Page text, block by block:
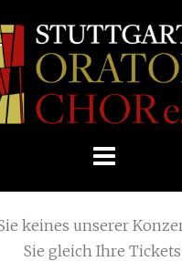
» September
keines unserer
Sie gleich Ihre